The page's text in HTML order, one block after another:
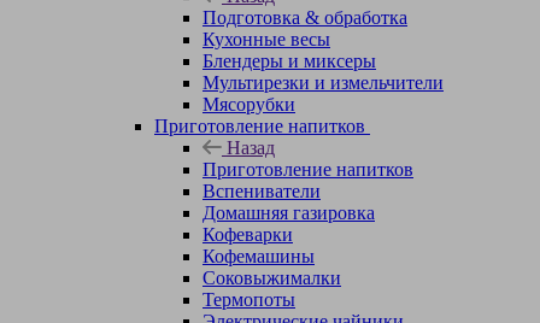
Подготовка & обработка
Кухонные весы
Блендеры и миксеры
Мультирезки и измельчители
Мясорубки
Приготовление напитков
Назад
Приготовление напитков
Вспениватели
Домашняя газировка
Кофеварки
Кофемашины
Соковыжималки
Термопоты